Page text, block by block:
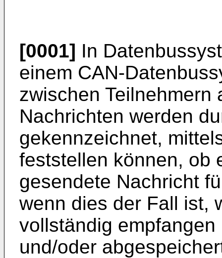
[0001] In
einem CAN-
zwischen Teilnehmern
Nachrichten werden
gekennzeichnet,
feststellen können, ob
gesendete Nachricht
wenn dies der Fall ist,
vollständig
und/oder